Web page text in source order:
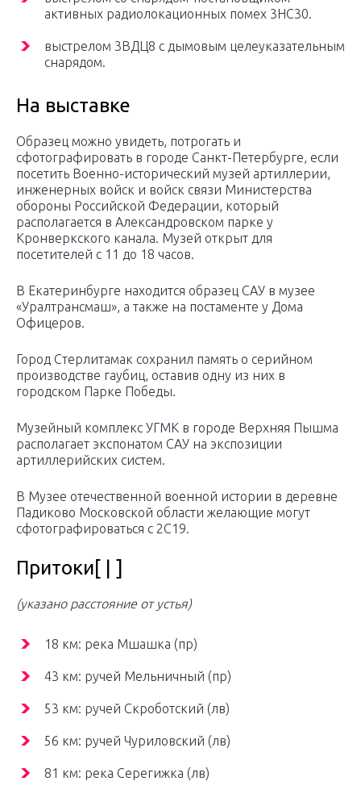
активных радиолокационных помех 3НС30.
выстрелом 3ВДЦ8 с дымовым целеуказательным
снарядом.
На выставке
Образец можно увидеть, потрогать и
сфотографировать в городе Санкт-Петербурге, если
посетить Военно-исторический музей артиллерии,
инженерных войск и войск связи Министерства
обороны Российской Федерации, который
располагается в Александровском парке у
Кронверкского канала. Музей открыт для
посетителей с 11 до 18 часов.
В Екатеринбурге находится образец САУ в музее
«Уралтрансмаш», а также на постаменте у Дома
Офицеров.
Город Стерлитамак сохранил память о серийном
производстве гаубиц, оставив одну из них в
городском Парке Победы.
Музейный комплекс УГМК в городе Верхняя Пышма
располагает экспонатом САУ на экспозиции
артиллерийских систем.
В Музее отечественной военной истории в деревне
Падиково Московской области желающие могут
сфотографироваться с 2С19.
Притоки[ | ]
(указано расстояние от устья)
18 км: река Мшашка (пр)
43 км: ручей Мельничный (пр)
53 км: ручей Скроботский (лв)
56 км: ручей Чуриловский (лв)
81 км: река Серегижка (лв)